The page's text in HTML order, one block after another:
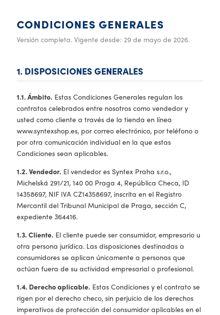
CONDICIONES GENERALES
Versión completa. Vigente desde: 29 de mayo de 2026.
1. DISPOSICIONES GENERALES
1.1. Ámbito. Estas Condiciones Generales regulan los
contratos celebrados entre nosotros como vendedor y
usted como cliente a través de la tienda en línea
www.syntexshop.es, por correo electrónico, por teléfono o
por otra comunicación individual en la que estas
Condiciones sean aplicables.
1.2. Vendedor. El vendedor es Syntex Praha s.r.o.,
Michelská 291/21, 140 00 Praga 4, República Checa, ID
14358697, NIF IVA CZ14358697, inscrita en el Registro
Mercantil del Tribunal Municipal de Praga, sección C,
expediente 364416.
1.3. Cliente. El cliente puede ser consumidor, empresario u
otra persona jurídica. Las disposiciones destinadas a
consumidores se aplican únicamente a personas que
actúan fuera de su actividad empresarial o profesional.
1.4. Derecho aplicable. Estas Condiciones y el contrato se
rigen por el derecho checo, sin perjuicio de los derechos
imperativos de protección del consumidor aplicables en el